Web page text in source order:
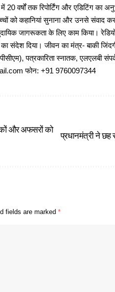
20 वर्षों तक रिपोर्टिंग और एडिटिंग
को कहानियां सुनाना और उनसे संवाद
जागरूकता के लिए काम किया।
संदेश दिया। जीवन का मंत्र- बाकी
पत्रकारिता स्नातक, एलएलबी
फोन: +91 9760097344
और अफसरों को
प्रधानमंत्री ने छह
fields are marked *